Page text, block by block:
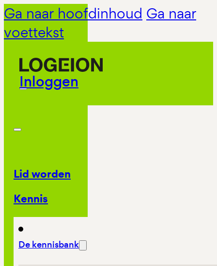
Ga naar hoofdinhoud Ga naar
voettekst
Inloggen
Lid worden
Kennis
De kennisbank